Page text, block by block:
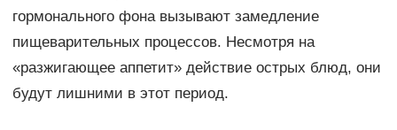
гормонального фона вызывают замедление
пищеварительных процессов. Несмотря на
«разжигающее аппетит» действие острых блюд, они
будут лишними в этот период.